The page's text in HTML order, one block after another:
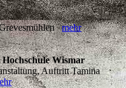
mehr
Wismar
Auftritt Tamina